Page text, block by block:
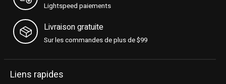
Lightspeed paiements
Livraison gratuite
Sur les commandes de plus de $99
Liens rapides